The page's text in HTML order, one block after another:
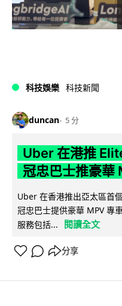
科技娛樂 科技新聞
duncan 5 分
Uber 在港推
冠忠巴士推豪華
Uber 在香港推出亞太區首
冠忠巴士提供豪華 MPV 專
服務包括...
閱讀全文
分享